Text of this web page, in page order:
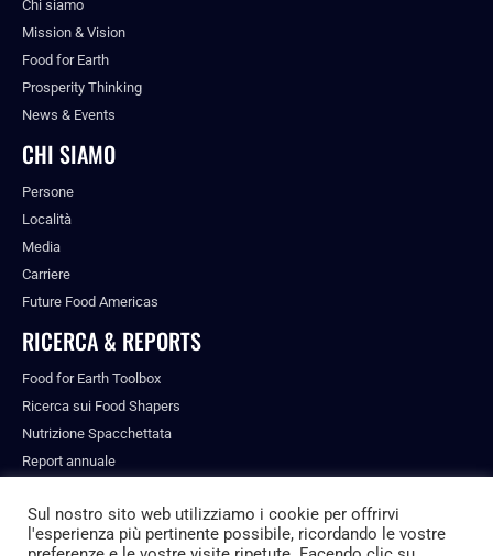
Chi siamo
Mission & Vision
Food for Earth
Prosperity Thinking
News & Events
CHI SIAMO
Persone
Località
Media
Carriere
Future Food Americas
RICERCA & REPORTS
Food for Earth Toolbox
Ricerca sui Food Shapers
Nutrizione Spacchettata
Report annuale
Sul nostro sito web utilizziamo i cookie per offrirvi
l'esperienza più pertinente possibile, ricordando le vostre